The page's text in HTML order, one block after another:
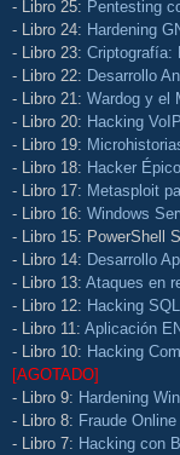
- Libro 25: Pentesting
- Libro 24: Hardening
- Libro 23: Criptografía:
- Libro 22: Desarrollo
- Libro 21: Wardog y el
- Libro 20: Hacking
- Libro 19:
- Libro 18: Hacker Épico
- Libro 17: Metasploit
- Libro 16: Windows
- Libro 15: PowerShell
- Libro 14: Desarrollo
- Libro 13: Ataques en
- Libro 12: Hacking
- Libro 11: Aplicación
- Libro 10: Hacking
[AGOTADO]
- Libro 9: Hardening
- Libro 8: Fraude Online
- Libro 7: Hacking con